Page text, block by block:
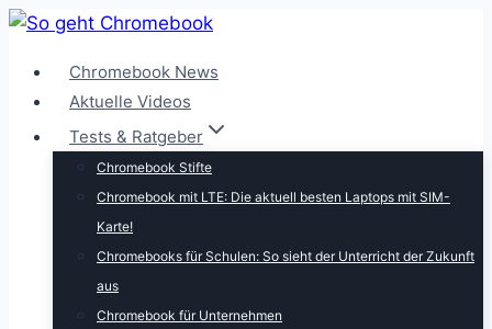
Zum
springenChromebook News
Aktuelle Videos
Tests & Ratgeber
Chromebook Stifte
Chromebook mit LTE: Die aktuell besten Laptops mit SIM-
Karte!
Chromebooks für Schulen: So sieht der Unterricht der Zukunft
aus
Chromebook für Unternehmen